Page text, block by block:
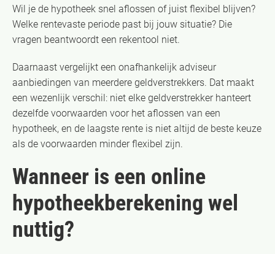
Wil je de hypotheek snel aflossen of juist flexibel blijven?
Welke rentevaste periode past bij jouw situatie? Die
vragen beantwoordt een rekentool niet.
Daarnaast vergelijkt een onafhankelijk adviseur
aanbiedingen van meerdere geldverstrekkers. Dat maakt
een wezenlijk verschil: niet elke geldverstrekker hanteert
dezelfde voorwaarden voor het aflossen van een
hypotheek, en de laagste rente is niet altijd de beste keuze
als de voorwaarden minder flexibel zijn.
Wanneer is een online
hypotheekberekening wel
nuttig?